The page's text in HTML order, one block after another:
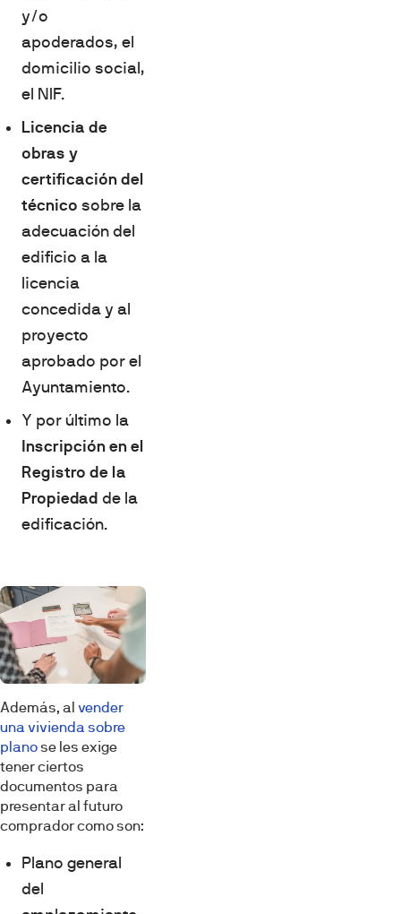
y/o
apoderados, el
domicilio social,
el NIF.
Licencia de
obras y
certificación del
técnico sobre la
adecuación del
edificio a la
licencia
concedida y al
proyecto
aprobado por el
Ayuntamiento.
Y por último la
Inscripción en el
Registro de la
Propiedad de la
edificación.
Además, al vender
una vivienda sobre
planose les exige
tener ciertos
documentos para
presentar al futuro
comprador como son:
Plano general
del